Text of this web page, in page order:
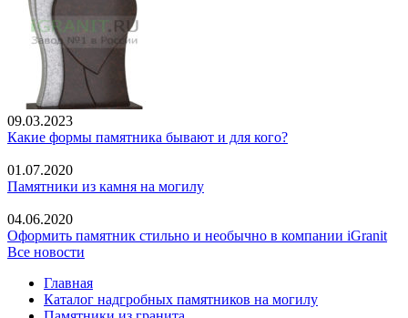
09.03.2023
Какие формы памятника бывают и для кого?
01.07.2020
Памятники из камня на могилу
04.06.2020
Оформить памятник стильно и необычно в компании iGranit
Все новости
Главная
Каталог надгробных памятников на могилу